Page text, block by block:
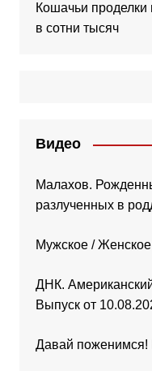
Кошачьи
в сотни тысяч
Видео
Малахов.
разлученных в
Мужское /
ДНК.
Выпуск от
Давай поженимся!